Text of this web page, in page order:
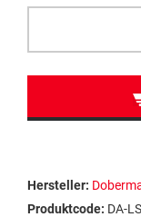
Hersteller:
Produktcode: DA-